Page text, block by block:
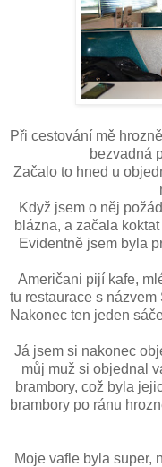
Při cestování mě
bezvadná
Začalo to hned u
Když jsem o něj
blázna, a začala
Evidentně jsem byla
Američani pijí kafe,
tu restaurace s
Nakonec ten jeden
Já jsem si nakonec
můj muž si objednal
brambory, což byla
brambory po ránu
Moje vafle byla super,